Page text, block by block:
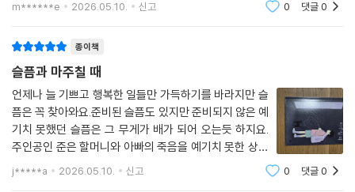
m******e 2026.05.10. 신고 0 댓글0
종이책
슬픔과 마주칠 때
언제나 늘 기쁘고 행복한 일들만 가득하기를 바라지만 슬
픔은 꼭 찾아와요.준비된 슬픔도 있지만 준비되지 않은 예
기치 못했던 슬픔은 그 무게가 배가 되어 오는듯 하지요.
주인공인 준은 할머니와 아빠의 죽음을 예기치 못한 상황
에.. 그것도 슬픔이 채 가시기도 전에 또 찾아왔어요.엄마
는 장례식이 끝나고 나서도 매일 울었지만 준은 눈물이 나
j*****a 2026.05.10. 신고 0 댓글0